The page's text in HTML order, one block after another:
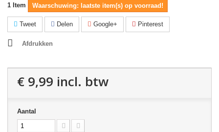
1 Item Waarschuwing: laatste item(s) op voorraad!
Tweet Delen Google+ Pinterest
Afdrukken
€ 9,99 incl. btw
Aantal